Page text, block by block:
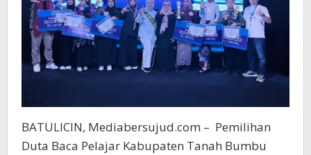
BATULICIN, Mediabersujud.com – Pemilihan
Duta Baca Pelajar Kabupaten Tanah Bumbu